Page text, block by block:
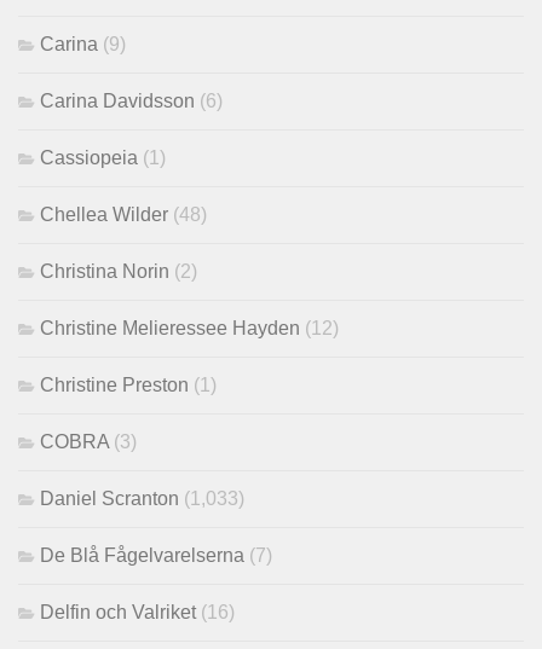
Carina (9)
Carina Davidsson (6)
Cassiopeia (1)
Chellea Wilder (48)
Christina Norin (2)
Christine Melieressee Hayden (12)
Christine Preston (1)
COBRA (3)
Daniel Scranton (1,033)
De Blå Fågelvarelserna (7)
Delfin och Valriket (16)